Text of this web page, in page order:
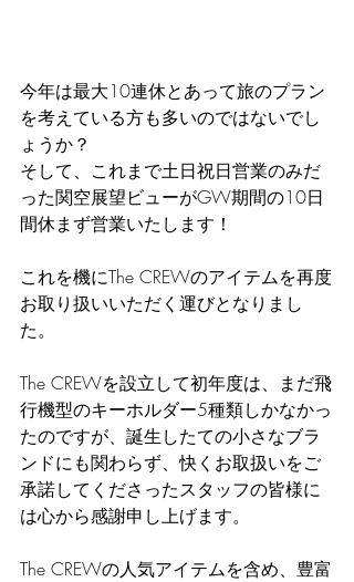
今年は最大10連休とあって旅のプラン
を考えている方も多いのではないでし
ょうか？
そして、これまで土日祝日営業のみだ
った関空展望ビューがGW期間の10日
間休まず営業いたします！
これを機にThe CREWのアイテムを再度
お取り扱いいただく運びとなりまし
た。
The CREWを設立して初年度は、まだ飛
行機型のキーホルダー5種類しかなかっ
たのですが、誕生したての小さなブラ
ンドにも関わらず、快くお取扱いをご
承諾してくださったスタッフの皆様に
は心から感謝申し上げます。
The CREWの人気アイテムを含め、豊富